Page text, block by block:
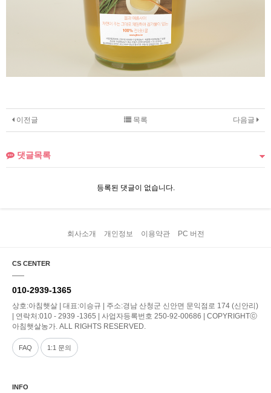
이전글 다음글
목록
댓글목록
등록된 댓글이 없습니다.
회사소개 개인정보 이용약관 PC 버전
CS CENTER
010-2939-1365
상호:아침햇살 | 대표:이승규 | 주소:경남 산청군 신안면 문익점로 174 (신안리)
| 연락처:010 - 2939 -1365 | 사업자등록번호 250-92-00686 | COPYRIGHTⓒ
아침햇살농가. ALL RIGHTS RESERVED.
FAQ 1:1 문의
INFO